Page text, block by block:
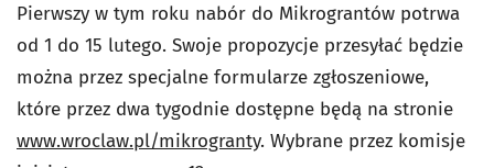
Pierwszy w tym roku nabór do Mikrograntów potrwa
od 1 do 15 lutego. Swoje propozycje przesyłać będzie
można przez specjalne formularze zgłoszeniowe,
które przez dwa tygodnie dostępne będą na stronie
www.wroclaw.pl/mikrogranty. Wybrane przez komisje